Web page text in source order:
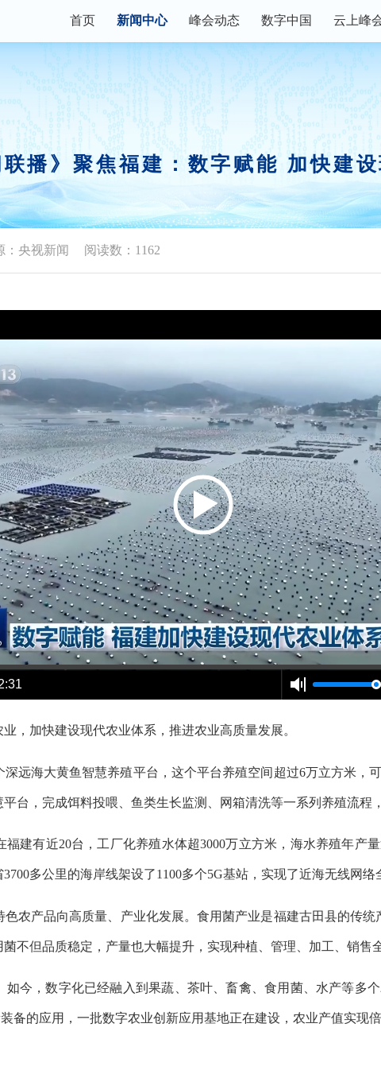
首页 新闻中心
数字快讯
峰会资讯
权威发布
峰会动态
峰会论坛
现场体验区
创新大赛
数字中国
主宾省
数字福建
数字企业+
行业资讯
云上峰
播》聚焦福建：数字赋能 加快建
：央视新闻 阅读数：1162
加快建设现代农业体系，推进农业高质量发展。
海大黄鱼智慧养殖平台，这个平台养殖空间超过6万立方米，
台，完成饵料投喂、鱼类生长监测、网箱清洗等一系列养殖流程
有近20台，工厂化养殖水体超3000万立方米，海水养殖年产
多公里的海岸线架设了1100多个5G基站，实现了近海无线网络
产品向高质量、产业化发展。食用菌产业是福建古田县的传统
不但品质稳定，产量也大幅提升，实现种植、管理、加工、销售
，数字化已经融入到果蔬、茶叶、畜禽、食用菌、水产等多
备的应用，一批数字农业创新应用基地正在建设，农业产值实现